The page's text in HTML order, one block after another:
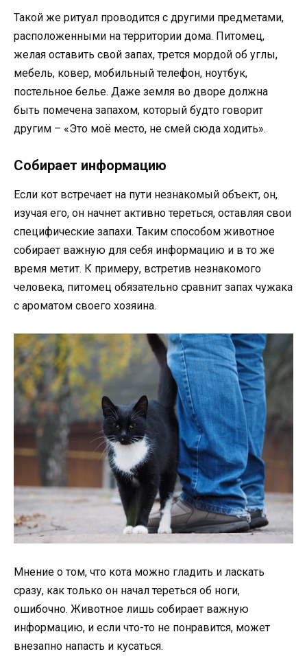
Такой же ритуал проводится с другими предметами,
расположенными на территории дома. Питомец,
желая оставить свой запах, трется мордой об углы,
мебель, ковер, мобильный телефон, ноутбук,
постельное белье. Даже земля во дворе должна
быть помечена запахом, который будто говорит
другим – «Это моё место, не смей сюда ходить».
Собирает информацию
Если кот встречает на пути незнакомый объект, он,
изучая его, он начнет активно тереться, оставляя свои
специфические запахи. Таким способом животное
собирает важную для себя информацию и в то же
время метит. К примеру, встретив незнакомого
человека, питомец обязательно сравнит запах чужака
с ароматом своего хозяина.
Мнение о том, что кота можно гладить и ласкать
сразу, как только он начал тереться об ноги,
ошибочно. Животное лишь собирает важную
информацию, и если что-то не понравится, может
внезапно напасть и кусаться.